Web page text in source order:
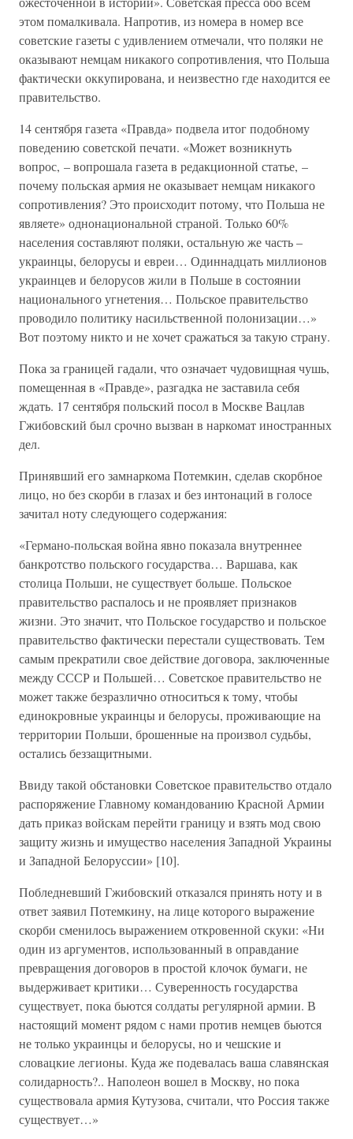
этом помалкивала. Напротив, из номера в номер все
советские газеты с удивлением отмечали, что поляки не
оказывают немцам никакого сопротивления, что Польша
фактически оккупирована, и неизвестно где находится ее
правительство.
14 сентября газета «Правда» подвела итог подобному
поведению советской печати. «Может возникнуть
вопрос, – вопрошала газета в редакционной статье, –
почему польская армия не оказывает немцам никакого
сопротивления? Это происходит потому, что Польша не
являете» однонациональной страной. Только 60%
населения составляют поляки, остальную же часть –
украинцы, белорусы и евреи… Одиннадцать миллионов
украинцев и белорусов жили в Польше в состоянии
национального угнетения… Польское правительство
проводило политику насильственной полонизации…»
Вот поэтому никто и не хочет сражаться за такую страну.
Пока за границей гадали, что означает чудовищная чушь,
помещенная в «Правде», разгадка не заставила себя
ждать. 17 сентября польский посол в Москве Вацлав
Гжибовский был срочно вызван в наркомат иностранных
дел.
Принявший его замнаркома Потемкин, сделав скорбное
лицо, но без скорби в глазах и без интонаций в голосе
зачитал ноту следующего содержания:
«Германо-польская война явно показала внутреннее
банкротство польского государства… Варшава, как
столица Польши, не существует больше. Польское
правительство распалось и не проявляет признаков
жизни. Это значит, что Польское государство и польское
правительство фактически перестали существовать. Тем
самым прекратили свое действие договора, заключенные
между СССР и Польшей… Советское правительство не
может также безразлично относиться к тому, чтобы
единокровные украинцы и белорусы, проживающие на
территории Польши, брошенные на произвол судьбы,
остались беззащитными.
Ввиду такой обстановки Советское правительство отдало
распоряжение Главному командованию Красной Армии
дать приказ войскам перейти границу и взять мод свою
защиту жизнь и имущество населения Западной Украины
и Западной Белоруссии» [10].
Побледневший Гжибовский отказался принять ноту и в
ответ заявил Потемкину, на лице которого выражение
скорби сменилось выражением откровенной скуки: «Ни
один из аргументов, использованный в оправдание
превращения договоров в простой клочок бумаги, не
выдерживает критики… Суверенность государства
существует, пока бьются солдаты регулярной армии. В
настоящий момент рядом с нами против немцев бьются
не только украинцы и белорусы, но и чешские и
словацкие легионы. Куда же подевалась ваша славянская
солидарность?.. Наполеон вошел в Москву, но пока
существовала армия Кутузова, считали, что Россия также
существует…»